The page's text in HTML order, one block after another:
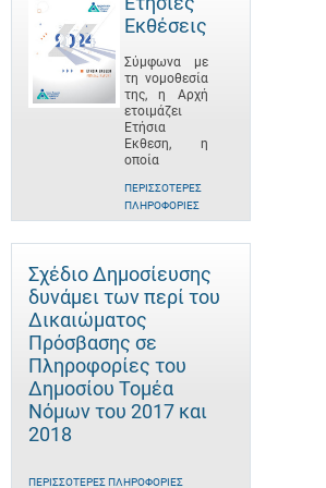
Εκθέσεις
Σύμφωνα με
τη νομοθεσία
της, η Αρχή
ετοιμάζει
Ετήσια
Έκθεση, η
οποία
ΠΕΡΙΣΣΌΤΕΡΕΣ
ΠΛΗΡΟΦΟΡΊΕΣ
Σχέδιο Δημοσίευσης
δυνάμει των περί του
Δικαιώματος
Πρόσβασης σε
Πληροφορίες του
Δημοσίου Τομέα
Νόμων του 2017 και
2018
ΠΕΡΙΣΣΌΤΕΡΕΣ ΠΛΗΡΟΦΟΡΊΕΣ